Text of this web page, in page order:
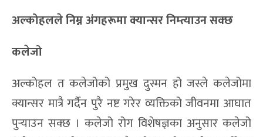
अल्कोहलले निम्न अंगहरूमा क्यान्सर निम्त्याउन सक्छ
कलेजो
अल्कोहल त कलेजोको प्रमुख दुस्मन हो जस्ले कलेजोमा
क्यान्सर मात्रै गर्दैन पुरै नष्ट गरेर व्यक्तिको जीवनमा आघात
पुर्‍याउन सक्छ । कलेजो रोग विशेषज्ञका अनुसार कलेजो